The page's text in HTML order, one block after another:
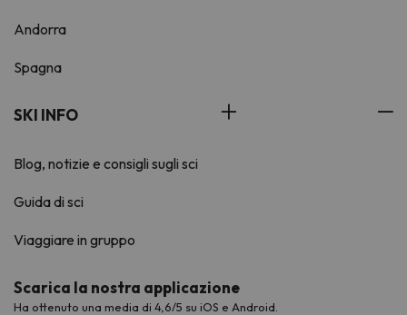
Andorra
Spagna
SKI INFO
Blog, notizie e consigli sugli sci
Guida di sci
Viaggiare in gruppo
Scarica la nostra applicazione
Ha ottenuto una media di 4,6/5 su iOS e Android.